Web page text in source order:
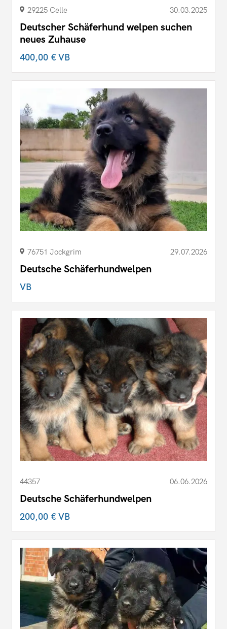
29225 Celle 30.03.2025
Deutscher Schäferhund welpen suchen
neues Zuhause
400,00 €VB
76751 Jockgrim 29.07.2026
Deutsche Schäferhundwelpen
VB
44357 06.06.2026
Deutsche Schäferhundwelpen
200,00 €VB